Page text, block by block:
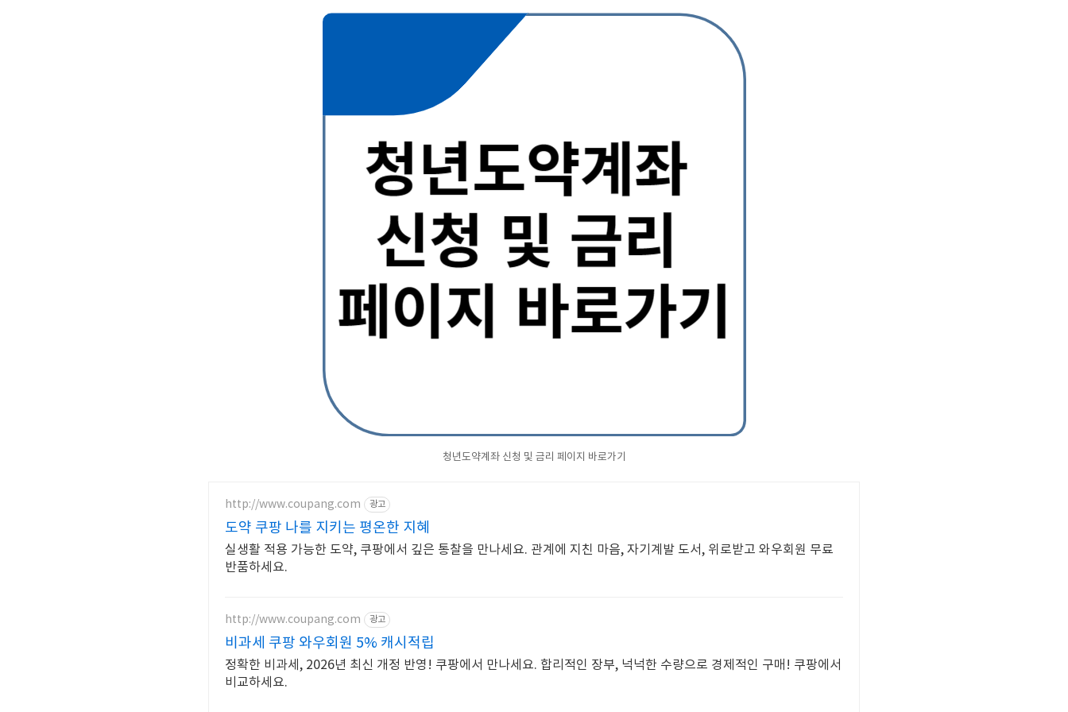
청년도약계좌 신청 및 금리 페이지 바로가기
http://www.coupang.com 광고
도약 쿠팡 나를 지키는 평온한 지혜
실생활 적용 가능한 도약, 쿠팡에서 깊은 통찰을 만나세요. 관계에 지친 마음, 자기계발 도서, 위로받고 와우회원 무료
반품하세요.
http://www.coupang.com 광고
비과세 쿠팡 와우회원 5% 캐시적립
정확한 비과세, 2026년 최신 개정 반영! 쿠팡에서 만나세요. 합리적인 장부, 넉넉한 수량으로 경제적인 구매! 쿠팡에서
비교하세요.